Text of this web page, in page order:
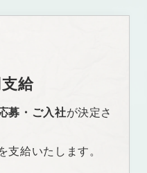
給
募・ご入社が決定さ
支給いたします。